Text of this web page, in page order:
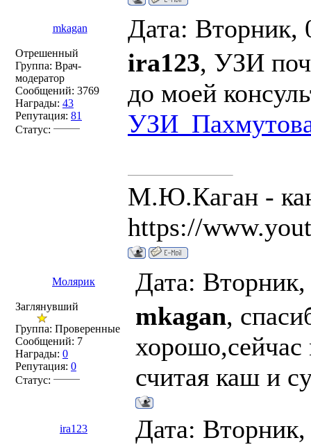
mkagan Дата: Вторник,
Отрешенный
Группа: Врач-
модератор
Сообщений: 3769
Награды: 43
Репутация: 81
Статус:
ira123, УЗИ
до моей
М.Ю.Каган -
https://
Молярик Дата:
Заглянувший
Группа: Проверенные
Сообщений: 7
Награды: 0
Репутация: 0
Статус:
mkagan,
считая каш и
ira123 Дата: